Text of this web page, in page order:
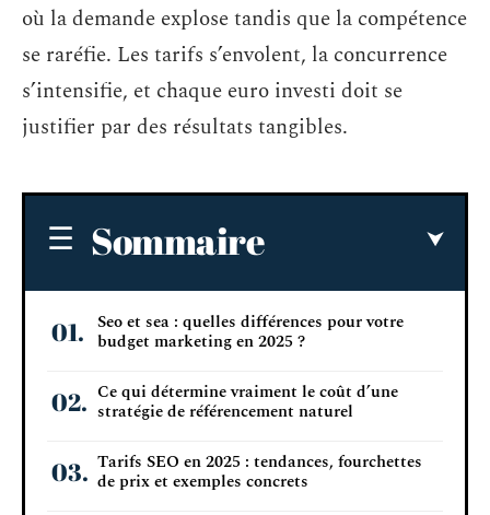
où la demande explose tandis que la compétence
se raréfie. Les tarifs s’envolent, la concurrence
s’intensifie, et chaque euro investi doit se
justifier par des résultats tangibles.
Sommaire
Seo et sea : quelles différences pour votre
budget marketing en 2025 ?
Ce qui détermine vraiment le coût d’une
stratégie de référencement naturel
Tarifs SEO en 2025 : tendances, fourchettes
de prix et exemples concrets